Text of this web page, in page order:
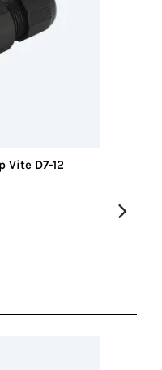
Vite D7-12
Prezzo